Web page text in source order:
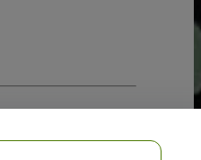
конфиденциальности